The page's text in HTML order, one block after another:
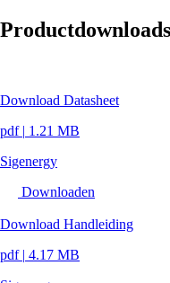
Productdownloads
Download Datasheet
pdf | 1.21 MB
Sigenergy
Downloaden
Download Handleiding
pdf | 4.17 MB